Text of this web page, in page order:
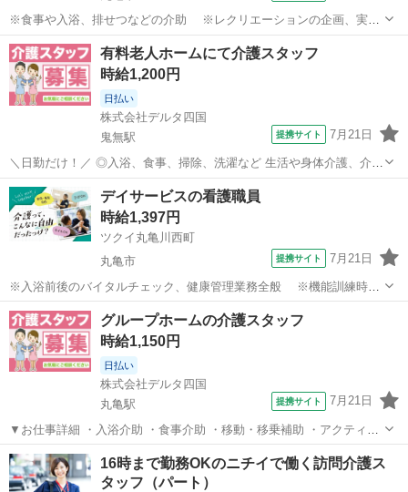
※食事や入浴、排せつなどの介助 ※レクリエーションの企画、実施
※他スタッフと連携してのケア業務全般 ※送迎時の添乗業務 ※
調理業務補助(必要時) ※各種記録業務など ◆従事すべき業務の変更
の範囲 なし ◆勤務場...
香川 丸亀市 介護
有料老人ホームにて介護スタッフ
時給1,200円
日払い
株式会社デルタ四国
鬼無駅
提携サイト 7月21日
＼日勤だけ！／ ◎入浴、食事、掃除、洗濯など 生活や身体介護、介助
をお願い！ 患者さんのケアプランに沿って介護をします！ ～おすすめ
ポイント～ ・資格によって時給変動あり！ ・高時給1,200円～！ ・日
勤固定のシフト...
香川 鬼無駅
デイサービスの看護職員
時給1,397円
ツクイ丸亀川西町
丸亀市
提携サイト 7月21日
※入浴前後のバイタルチェック、健康管理業務全般 ※機能訓練時の
補助業務 ※他スタッフと連携してのケア業務全般 ※各種記録業務
など ◆従事すべき業務の変更の範囲 なし ◆勤務場所の変更の範囲
なし ◆有期労働契約を更新...
香川 丸亀市
グループホームの介護スタッフ
時給1,150円
日払い
株式会社デルタ四国
丸亀駅
提携サイト 7月21日
▼お仕事詳細 ・入浴介助 ・食事介助 ・移動・移乗補助 ・アクティビ
ティ ▼施設の特色 1ユニット9名のホームです♪ 小規模小人数制で行き
届いた認知症ケアをおこなっています♪ 経験の浅い方やブランクのあ
る方でも、安心して慣...
香川 丸亀市 丸亀駅 介護
16時まで勤務OKのニチイで働く訪問介護ス
タッフ（パート）